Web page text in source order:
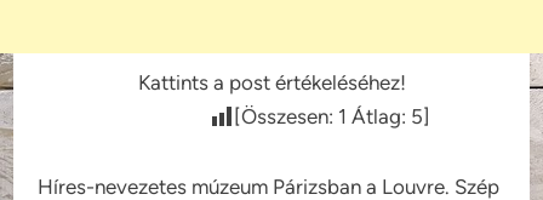
Kattints a post értékeléséhez!
[Összesen: 1 Átlag: 5]
Híres-nevezetes múzeum Párizsban a Louvre. Szép